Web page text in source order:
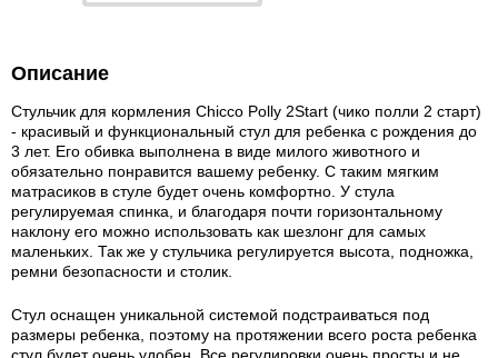
Описание
Стульчик для кормления Chicco Polly 2Start (чико полли 2 старт)
- красивый и функциональный стул для ребенка с рождения до
3 лет. Его обивка выполнена в виде милого животного и
обязательно понравится вашему ребенку. С таким мягким
матрасиков в стуле будет очень комфортно. У стула
регулируемая спинка, и благодаря почти горизонтальному
наклону его можно использовать как шезлонг для самых
маленьких. Так же у стульчика регулируется высота, подножка,
ремни безопасности и столик.
Стул оснащен уникальной системой подстраиваться под
размеры ребенка, поэтому на протяжении всего роста ребенка